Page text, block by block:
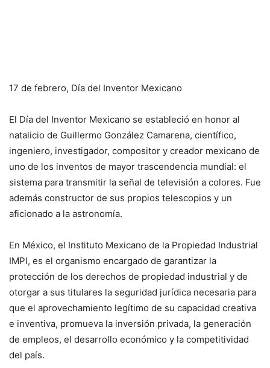
17 de febrero, Día del Inventor Mexicano
El Día del Inventor Mexicano se estableció en honor al
natalicio de Guillermo González Camarena, científico,
ingeniero, investigador, compositor y creador mexicano de
uno de los inventos de mayor trascendencia mundial: el
sistema para transmitir la señal de televisión a colores. Fue
además constructor de sus propios telescopios y un
aficionado a la astronomía.
En México, el Instituto Mexicano de la Propiedad Industrial
IMPI, es el organismo encargado de garantizar la
protección de los derechos de propiedad industrial y de
otorgar a sus titulares la seguridad jurídica necesaria para
que el aprovechamiento legítimo de su capacidad creativa
e inventiva, promueva la inversión privada, la generación
de empleos, el desarrollo económico y la competitividad
del país.